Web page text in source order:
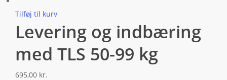
Tilføj til kurv
Levering og indbæring
med TLS 50-99 kg
695,00 kr.